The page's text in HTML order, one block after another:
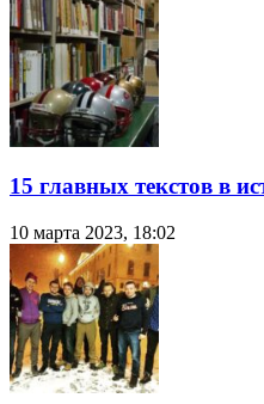
15 главных текстов в
10 марта 2023, 18:02